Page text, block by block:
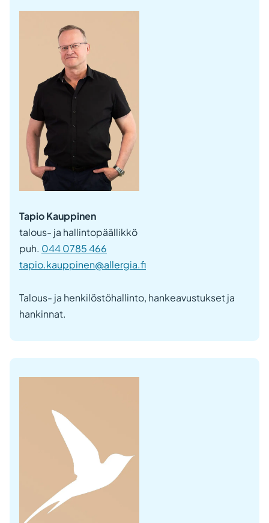
Tapio Kauppinen
talous- ja hallintopäällikkö
puh. 044 0785 466
tapio.kauppinen@allergia.fi
Talous- ja henkilöstöhallinto, hankeavustukset ja
hankinnat.